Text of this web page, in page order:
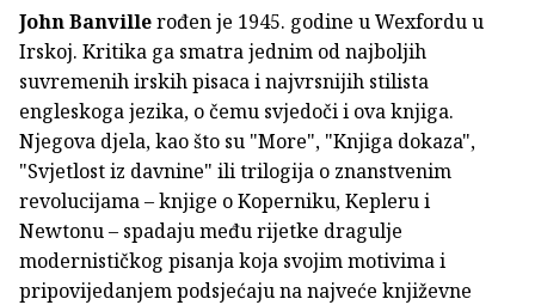
John Banvillerođen je 1945. godine u Wexfordu u
Irskoj. Kritika ga smatra jednim od najboljih
suvremenih irskih pisaca i najvrsnijih stilista
engleskoga jezika, o čemu svjedoči i ova knjiga.
Njegova djela, kao što su "More", "Knjiga dokaza",
"Svjetlost iz davnine" ili trilogija o znanstvenim
revolucijama – knjige o Koperniku, Kepleru i
Newtonu – spadaju među rijetke dragulje
modernističkog pisanja koja svojim motivima i
pripovijedanjem podsjećaju na najveće književne